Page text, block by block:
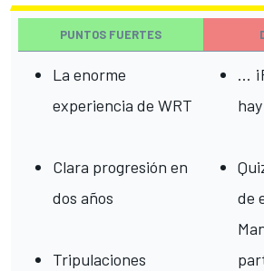
PUNTOS FUERTES
La enorme
experiencia de WRT
Clara progresión en
dos años
Tripulaciones
...
de